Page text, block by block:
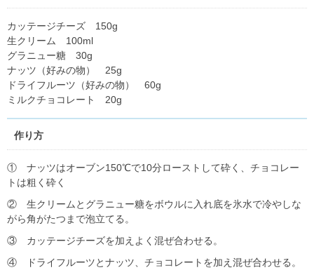
カッテージチーズ 150g
生クリーム 100ml
グラニュー糖 30g
ナッツ（好みの物） 25g
ドライフルーツ（好みの物） 60g
ミルクチョコレート 20g
作り方
① ナッツはオーブン150℃で10分ローストして砕く、チョコレー
トは粗く砕く
② 生クリームとグラニュー糖をボウルに入れ底を氷水で冷やしな
がら角がたつまで泡立てる。
③ カッテージチーズを加えよく混ぜ合わせる。
④ ドライフルーツとナッツ、チョコレートを加え混ぜ合わせる。